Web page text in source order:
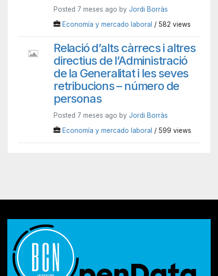
Posted 7 meses ago by Jordi Borràs
Economía y mercado laboral / 582 views
Relació d’alts càrrecs i altres
directius de l’Administració
de la Generalitat i les seves
retribucions – número de
personas
Posted 7 meses ago by Jordi Borràs
Economía y mercado laboral / 599 views